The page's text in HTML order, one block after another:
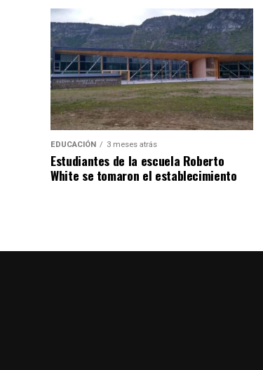
EDUCACIÓN 3 meses atrás
Estudiantes de la escuela Roberto
White se tomaron el establecimiento